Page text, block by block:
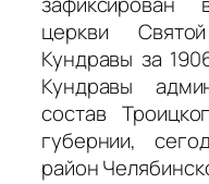
церкви
Кундравы за
Кундравы
состав
губернии,
район